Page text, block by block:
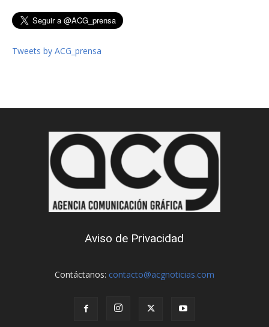
Tweets by ACG_prensa
Aviso de Privacidad
Contáctanos: contacto@acgnoticias.com